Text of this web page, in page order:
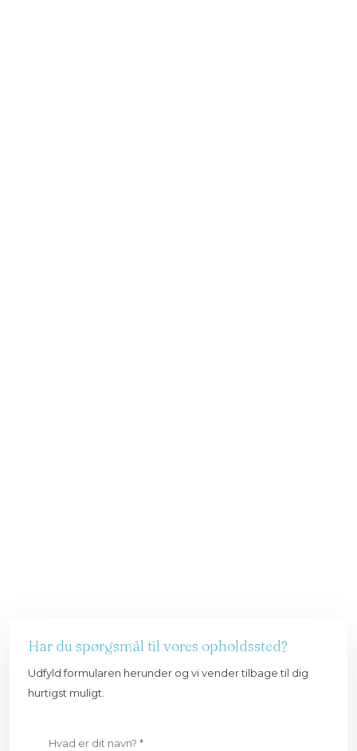
Har du spørgsmål til vores opholdssted?
Udfyld formularen herunder og vi vender tilbage til dig
hurtigst muligt.